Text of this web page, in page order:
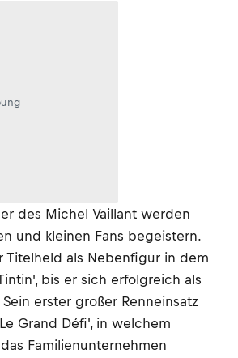
des Michel Vaillant werden
und kleinen Fans begeistern.
Titelheld als Nebenfigur in dem
bis er sich erfolgreich als
erster großer Renneinsatz
Grand Défi', in welchem
Familienunternehmen